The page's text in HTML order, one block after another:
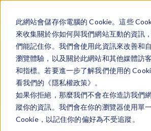
此網站會儲存你電腦的 Cookie。這些
來收集關於你如何與我們網站互動的資訊
們能記住你。我們會使用此資訊來改善和
瀏覽體驗，以及關於此網站和其他媒體訪
和指標。若要進一步了解我們使用的
看我們的《隱私權政策》。
如果你拒絕，那麼我們不會在你造訪我們
蹤你的資訊。我們會在你的瀏覽器使用單
Cookie，以記住你的偏好為不受追蹤。
登录